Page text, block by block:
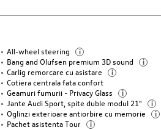
All-wheel steering i
Bang and Olufsen premium 3D sound i
Carlig remorcare cu asistare i
Cotiera centrala fata confort
Geamuri fumurii - Privacy Glass i
Jante Audi Sport, spite duble modul 21" i
Oglinzi exterioare antiorbire cu memorie i
Pachet asistenta Tour i